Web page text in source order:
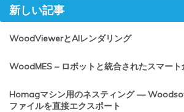
新しい記事
WoodViewerとAIレンダリング
WoodMES – ロボットと統合されたスマート
Homagマシン用のネスティング —
ファイルを直接エクスポート